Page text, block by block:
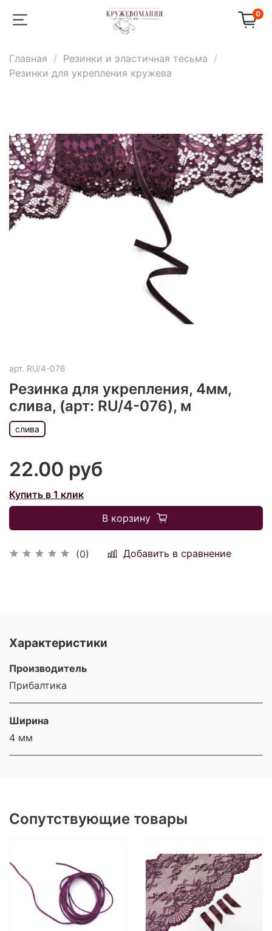
0
Главная
Резинки и эластичная тесьма
Резинки для укрепления кружева
арт. RU/4-076
Резинка для укрепления, 4мм,
слива, (арт: RU/4-076), м
(0) Добавить в сравнение
слива
22.00 руб
Купить в 1 клик
В корзину
Характеристики
Производитель
Прибалтика
Ширина
4 мм
Сопутствующие товары